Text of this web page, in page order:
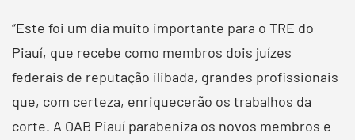
“Este foi um dia muito importante para o TRE do
Piauí, que recebe como membros dois juízes
federais de reputação ilibada, grandes profissionais
que, com certeza, enriquecerão os trabalhos da
corte. A OAB Piauí parabeniza os novos membros e